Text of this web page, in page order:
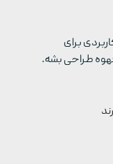
برای
طراحی بشه.